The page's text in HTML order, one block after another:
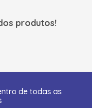
produtos!
de todas as